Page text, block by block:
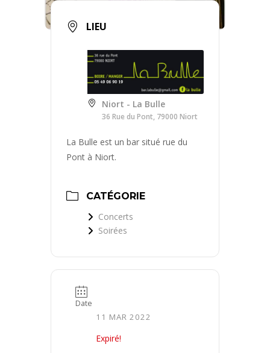
LIEU
Niort - La Bulle
36 Rue du Pont, 79000 Niort
La Bulle est un bar situé rue du
Pont à Niort.
CATÉGORIE
Concerts
Soirées
Date
11 MAR 2022
Expiré!